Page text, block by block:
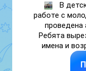
В
работе с
проведена
Ребята
имена и
цветы,
подарили